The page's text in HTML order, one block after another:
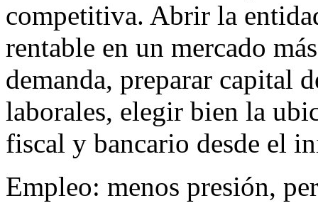
competitiva. Abrir la
rentable en un mercado
demanda, preparar capital
laborales, elegir bien la
fiscal y bancario desde el
Empleo: menos presión,